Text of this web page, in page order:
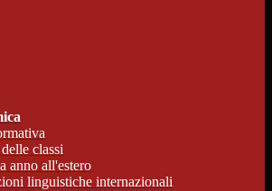
classi
anno all'estero
linguistiche internazionali